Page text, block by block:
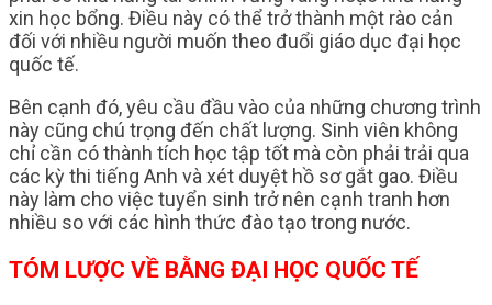
xin học bổng. Điều này có thể trở thành một rào cản
đối với nhiều người muốn theo đuổi giáo dục đại học
quốc tế.
Bên cạnh đó, yêu cầu đầu vào của những chương trình
này cũng chú trọng đến chất lượng. Sinh viên không
chỉ cần có thành tích học tập tốt mà còn phải trải qua
các kỳ thi tiếng Anh và xét duyệt hồ sơ gắt gao. Điều
này làm cho việc tuyển sinh trở nên cạnh tranh hơn
nhiều so với các hình thức đào tạo trong nước.
TÓM LƯỢC VỀ BẰNG ĐẠI HỌC QUỐC TẾ